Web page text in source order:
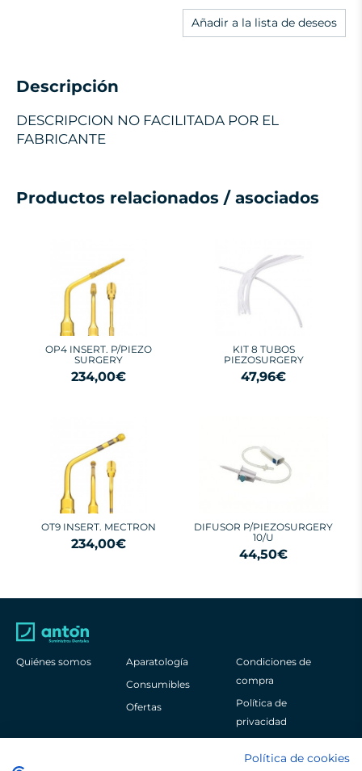
Añadir a la lista de deseos
Descripción
DESCRIPCION NO FACILITADA POR EL
FABRICANTE
Productos relacionados / asociados
OP4 INSERT. P/PIEZO
SURGERY
234,00€
KIT 8 TUBOS
PIEZOSURGERY
47,96€
OT9 INSERT. MECTRON
234,00€
DIFUSOR P/PIEZOSURGERY
10/U
44,50€
Quiénes somos
Aparatología
Consumibles
Ofertas
Condiciones de
compra
Política de
privacidad
Política de cookies